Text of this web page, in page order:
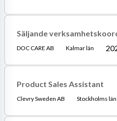
Säljande
DOC CARE AB Kalmar län
Product Sales Assistant
Clevry Sweden AB Stockholms län